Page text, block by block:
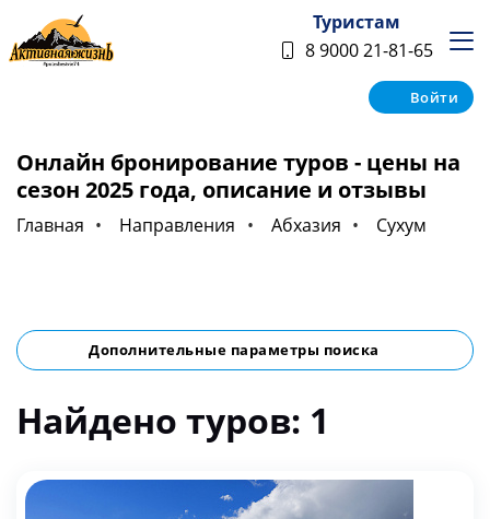
Туристам
8 9000 21-81-65
Войти
Онлайн бронирование туров - цены на
сезон 2025 года, описание и отзывы
Главная Направления Абхазия Сухум
Дополнительные параметры поиска
Найдено туров: 1